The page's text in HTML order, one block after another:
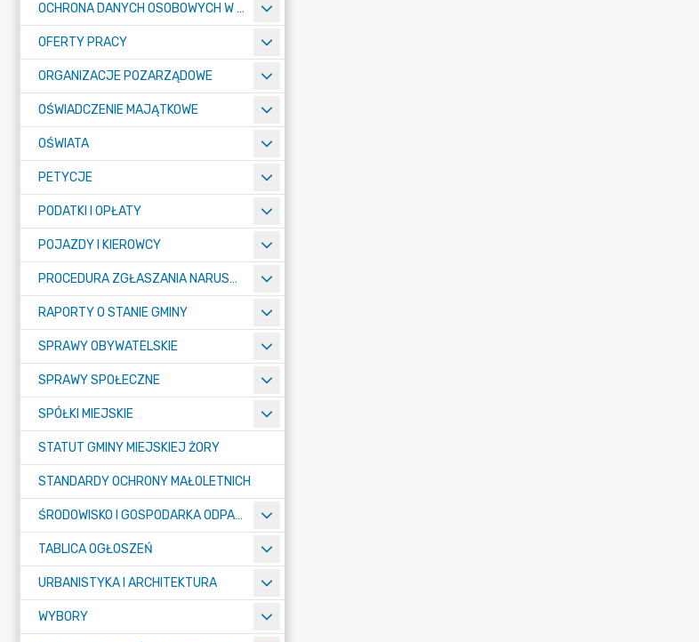
OCHRONA DANYCH OSOBOWYCH W URZĘDZIE MIASTA ŻORY - RODO
OFERTY PRACY
ORGANIZACJE POZARZĄDOWE
OŚWIADCZENIE MAJĄTKOWE
OŚWIATA
PETYCJE
PODATKI I OPŁATY
POJAZDY I KIEROWCY
PROCEDURA ZGŁASZANIA NARUSZEŃ PRAWA
RAPORTY O STANIE GMINY
SPRAWY OBYWATELSKIE
SPRAWY SPOŁECZNE
SPÓŁKI MIEJSKIE
STATUT GMINY MIEJSKIEJ ŻORY
STANDARDY OCHRONY MAŁOLETNICH
ŚRODOWISKO I GOSPODARKA ODPADAMI
TABLICA OGŁOSZEŃ
URBANISTYKA I ARCHITEKTURA
WYBORY